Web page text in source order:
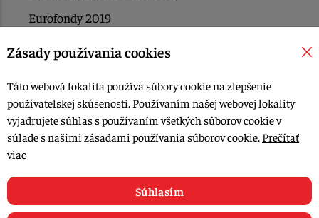
Eurofondy 2019
Eurofondy 2022/2023
Kontakt
© 2015-2026, LIANA GOLIAŠ s.r.o. všetky práva vyhradené.
Upraviť nastavenia Cookies
Zásady používania cookies
Táto webová lokalita používa súbory cookie na zlepšenie
používateľskej skúsenosti. Používaním našej webovej lokality
vyjadrujete súhlas s používaním všetkých súborov cookie v
súlade s našimi zásadami používania súborov cookie. Prečítať
viac
Súhlasím